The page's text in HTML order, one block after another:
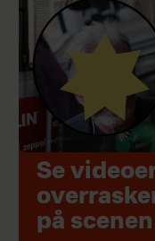
Se
på scenen